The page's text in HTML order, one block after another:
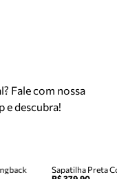
Fale com nossa
e descubra!
Sapatilha Preta